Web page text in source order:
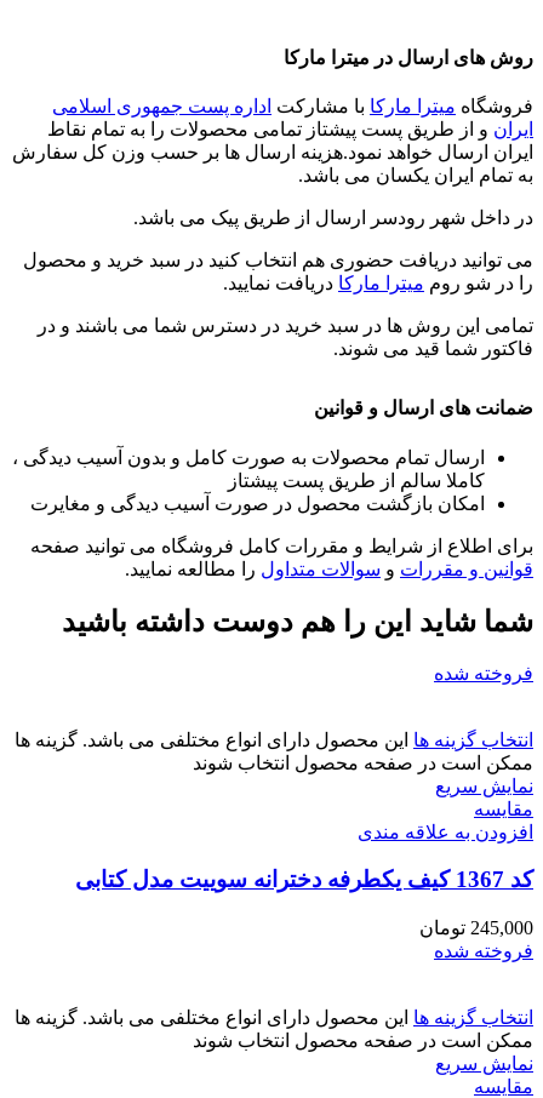
روش های ارسال در میترا مارکا
فروشگاه میترا مارکا با مشارکت اداره پست جمهوری اسلامی
ایران و از طریق پست پیشتاز تمامی محصولات را به تمام نقاط
ایران ارسال خواهد نمود.هزینه ارسال ها بر حسب وزن کل سفارش
به تمام ایران یکسان می باشد.
در داخل شهر رودسر ارسال از طریق پیک می باشد.
می توانید دریافت حضوری هم انتخاب کنید در سبد خرید و محصول
را در شو روم میترا مارکا دریافت نمایید.
تمامی این روش ها در سبد خرید در دسترس شما می باشند و در
فاکتور شما قید می شوند.
ضمانت های ارسال و قوانین
ارسال تمام محصولات به صورت کامل و بدون آسیب دیدگی ،
کاملا سالم از طریق پست پیشتاز
امکان بازگشت محصول در صورت آسیب دیدگی و مغایرت
برای اطلاع از شرایط و مقررات کامل فروشگاه می توانید صفحه
قوانین و مقررات و سوالات متداول را مطالعه نمایید.
شما شاید این را هم دوست داشته باشید
فروخته شده
انتخاب گزینه ها این محصول دارای انواع مختلفی می باشد. گزینه ها
ممکن است در صفحه محصول انتخاب شوند
نمایش سریع
مقايسه
افزودن به علاقه مندی
کد 1367 کیف یکطرفه دخترانه سوییت مدل کتابی
245,000 تومان
فروخته شده
انتخاب گزینه ها این محصول دارای انواع مختلفی می باشد. گزینه ها
ممکن است در صفحه محصول انتخاب شوند
نمایش سریع
مقايسه